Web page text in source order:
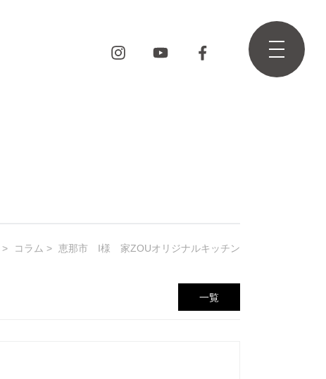
コラム 恵那市 I様 家ZOUオリジナルキッチン
一覧